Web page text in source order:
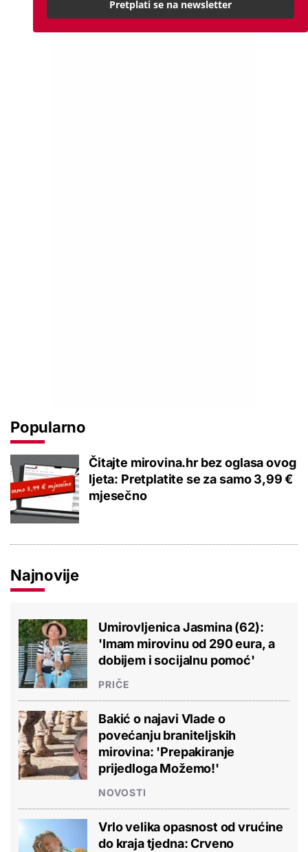
Popularno
Čitajte mirovina.hr bez oglasa ovog
ljeta: Pretplatite se za samo 3,99 €
mjesečno
Najnovije
Umirovljenica Jasmina (62):
'Imam mirovinu od 290 eura, a
dobijem i socijalnu pomoć'
PRIČE
Bakić o najavi Vlade o
povećanju braniteljskih
mirovina: 'Prepakiranje
prijedloga Možemo!'
NOVOSTI
Vrlo velika opasnost od vrućine
do kraja tjedna: Crveno
Pretplati se na newsletter